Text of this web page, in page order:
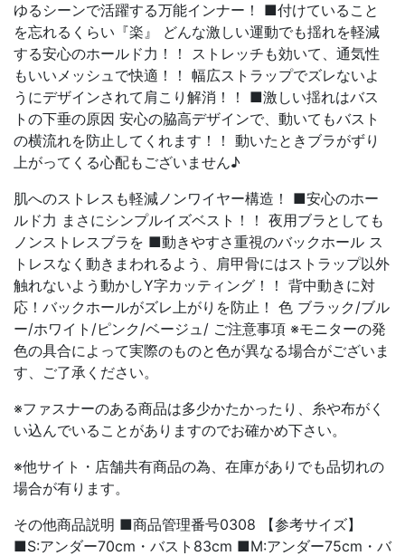
ゆるシーンで活躍する万能インナー！ ■付けていること
を忘れるくらい『楽』 どんな激しい運動でも揺れを軽減
する安心のホールド力！！ ストレッチも効いて、通気性
もいいメッシュで快適！！ 幅広ストラップでズレないよ
うにデザインされて肩こり解消！！ ■激しい揺れはバス
トの下垂の原因 安心の脇高デザインで、動いてもバスト
の横流れを防止してくれます！！ 動いたときブラがずり
上がってくる心配もございません♪
肌へのストレスも軽減ノンワイヤー構造！ ■安心のホー
ルド力 まさにシンプルイズベスト！！ 夜用ブラとしても
ノンストレスブラを ■動きやすさ重視のバックホール ス
トレスなく動きまわれるよう、肩甲骨にはストラップ以外
触れないよう動かしY字カッティング！！ 背中動きに対
応！バックホールがズレ上がりを防止！ 色 ブラック/ブル
ー/ホワイト/ピンク/ベージュ/ ご注意事項 ※モニターの発
色の具合によって実際のものと色が異なる場合がございま
す、ご了承ください。
※ファスナーのある商品は多少かたかったり、糸や布がく
い込んでいることがありますのでお確かめ下さい。
※他サイト・店舗共有商品の為、在庫がありでも品切れの
場合が有ります。
その他商品説明 ■商品管理番号0308 【参考サイズ】
■S:アンダー70cm・バスト83cm ■M:アンダー75cm・バ